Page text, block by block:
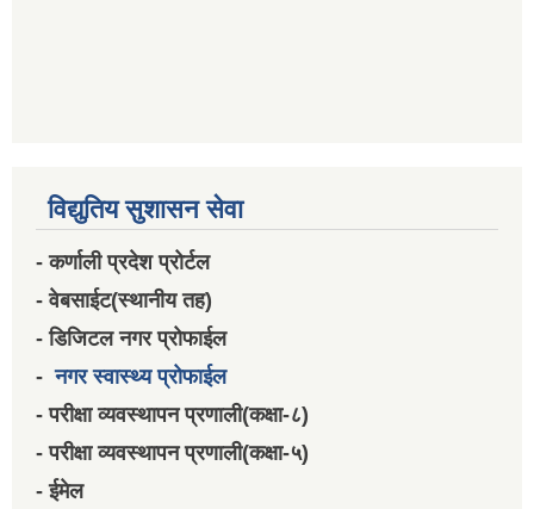
विद्युतिय सुशासन सेवा
- कर्णाली प्रदेश प्रोर्टल
- वेबसाईट(स्थानीय तह)
- डिजिटल नगर प्रोफाईल
-नगर स्वास्थ्य प्रोफाईल
- परीक्षा व्यवस्थापन प्रणाली(कक्षा-८)
- परीक्षा व्यवस्थापन प्रणाली(कक्षा-५)
- ईमेल